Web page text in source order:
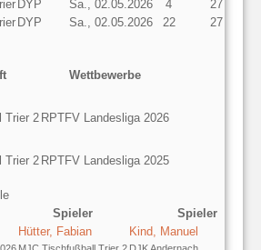
DYP Sa., 02.05.2026 4
27
DYP Sa., 02.05.2026 22 27
Wettbewerbe
Trier 2 RPTFV Landesliga 2026
Trier 2 RPTFV Landesliga 2025
Spieler
Spieler
Hütter, Fabian
MJC Tischfußball Trier 2
Kind, Manuel
DJK Andernach